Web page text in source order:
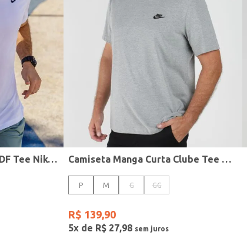
Camiseta Esportiva Dry DF Tee Nike Masculina BRANCO Camiseta Manga Curta Clube Tee Nike Masculina MESCLA
P M G GG
R$ 139,90
5x de R$ 27,98